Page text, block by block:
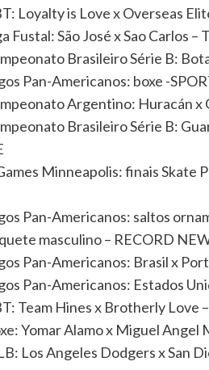
Loyalty is Love x Overseas
Fustal: São José x Sao Carlos –
Brasileiro Série B:
Pan-Americanos: boxe -
Argentino: Huracán x
Brasileiro Série B:
Minneapolis: finais
Pan-Americanos: saltos
masculino – RECORD
Pan-Americanos: Brasil x
Pan-Americanos: Estados
Team Hines x Brotherly Love
Yomar Alamo x Miguel Angel
Los Angeles Dodgers x San